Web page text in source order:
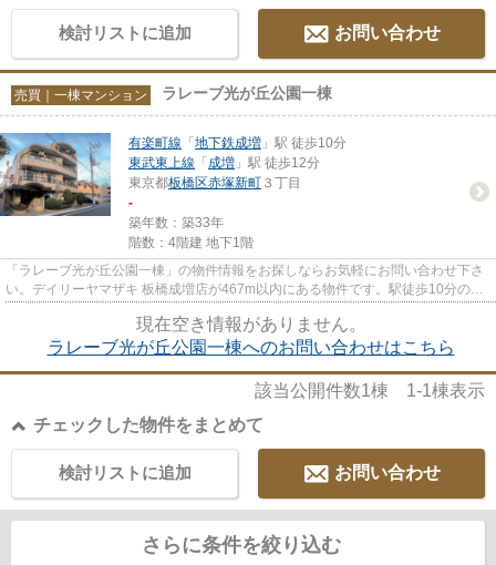
検討リストに追加 お問い合わせ
売買｜一棟マンション ラレーブ光が丘公園一棟
有楽町線 「 地下鉄成増 」駅 徒歩10分
東武東上線 「 成増 」駅 徒歩12分
東京都板橋区赤塚新町 ３丁目
-
築年数：築33年
階数：4階建 地下1階
「ラレーブ光が丘公園一棟」の物件情報をお探しならお気軽にお問い合わせ下さ
い。デイリーヤマザキ 板橋成増店が467m以内にある物件です。駅徒歩10分の物
現在空き情報がありません。
ラレーブ光が丘公園一棟へのお問い合わせはこちら
該当公開件数1棟 1-1棟表示
チェックした物件をまとめて
お問い合わせ
検討リストに追加
さらに条件を絞り込む